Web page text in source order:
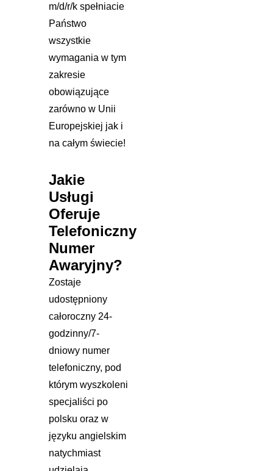
m/d/r/k spełniacie
Państwo
wszystkie
wymagania w tym
zakresie
obowiązujące
zarówno w Unii
Europejskiej jak i
na całym świecie!
Jakie
Usługi
Oferuje
Telefoniczny
Numer
Awaryjny?
Zostaje
udostępniony
całoroczny 24-
godzinny/7-
dniowy numer
telefoniczny, pod
którym wyszkoleni
specjaliści po
polsku oraz w
języku angielskim
natychmiast